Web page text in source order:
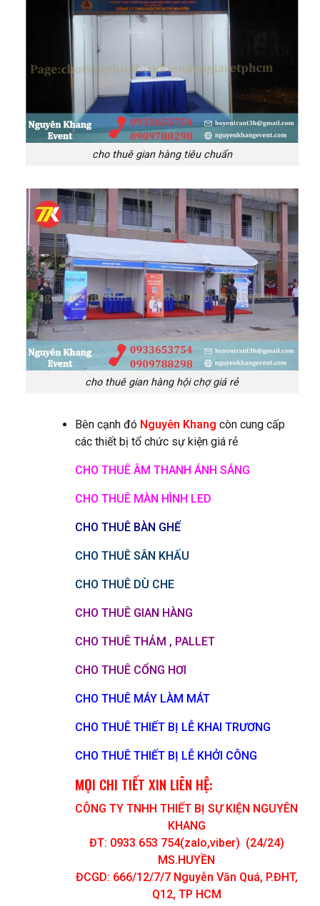
cho thuê gian hàng tiêu chuẩn
cho thuê gian hàng hội chợ giá rẻ
Bên cạnh đó Nguyên Khang còn cung cấp
các thiết bị tổ chức sự kiện giá rẻ
CHO THUÊ ÂM THANH ÁNH SÁNG
CHO THUÊ MÀN HÌNH LED
CHO THUÊ BÀN GHẾ
CHO THUÊ SÂN KHẤU
CHO THUÊ DÙ CHE
CHO THUÊ GIAN HÀNG
CHO THUÊ THẢM , PALLET
CHO THUÊ CỔNG HƠI
CHO THUÊ MÁY LÀM MÁT
CHO THUÊ THIẾT BỊ LỄ KHAI TRƯƠNG
CHO THUÊ THIẾT BỊ LỄ KHỞI CÔNG
MỌI CHI TIẾT XIN LIÊN HỆ:
CÔNG TY TNHH THIẾT BỊ SỰ KIỆN NGUYÊN
KHANG
ĐT: 0933 653 754(zalo,viber) (24/24)
MS.HUYỀN
ĐCGD: 666/12/7/7 Nguyễn Văn Quá, P.ĐHT,
Q12, TP HCM